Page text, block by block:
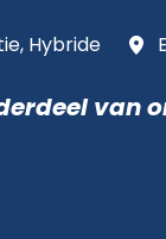
Hybride
van